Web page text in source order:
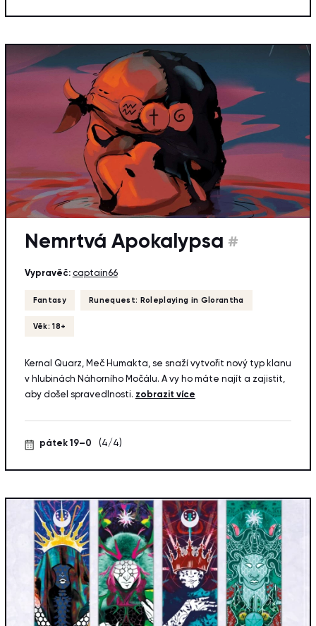
Nemrtvá Apokalypsa #
Vypravěč: captain66
Fantasy Runequest: Roleplaying in Glorantha
Věk: 18+
Kernal Quarz, Meč Humakta, se snaží vytvořit nový typ klanu
v hlubinách Náhorního Močálu. A vy ho máte najít a zajistit,
aby došel spravedlnosti. zobrazit více
pátek 19–0 (4/4)